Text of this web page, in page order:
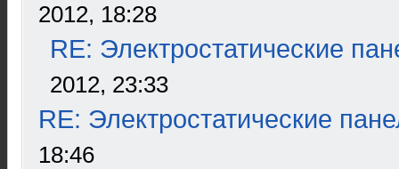
2012, 18:28
RE: Электростатические
2012, 23:33
RE: Электростатические
18:46